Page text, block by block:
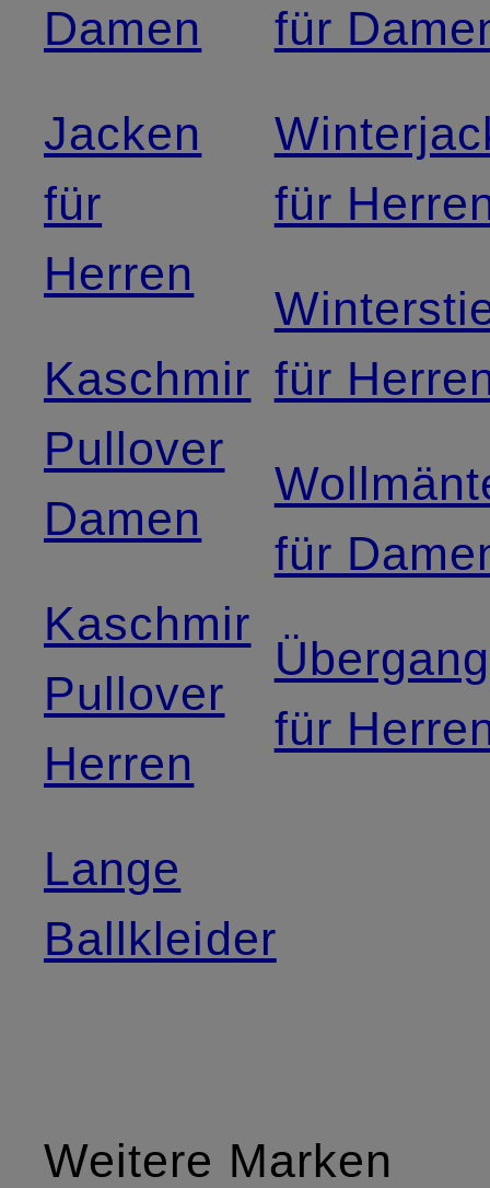
Damen
Jacken
für
Herren
Kaschmir
Pullover
Damen
Kaschmir
Pullover
Herren
Lange
Ballkleider
für
für
für
für
für
Weitere Marken